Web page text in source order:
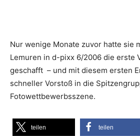
Nur wenige Monate zuvor hatte sie
Lemuren in d-pixx 6/2006 die erste
geschafft – und mit diesem ersten
schneller Vorstoß in die
Fotowettbewerbsszene.
teilen teilen